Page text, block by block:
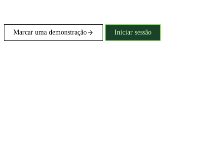
Marcar uma demonstração Iniciar sessão